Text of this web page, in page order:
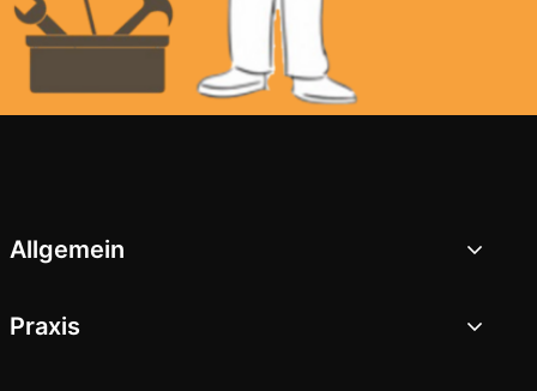
Allgemein
Praxis